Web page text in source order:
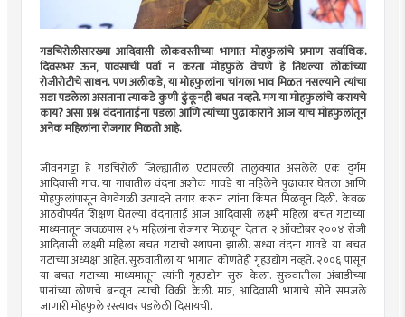
गडचिरोलीसारख्या आदिवासी लोकवस्तीच्या भागात मोहफुलांचे प्रमाण सर्वाधिक.
दिवसभर ऊन, पावसाची पर्वा न करता मोहफुले वेचणे हे तिथल्या लोकांच्या
रोजीरोटीचे साधन. पण अलीकडे, या मोहफुलांना चांगला भाव मिळत नसल्याने त्यांचा
सडा पडलेला असताना त्याकडे कुणी ढुंकूनही बघत नव्हते. मग या मोहफुलांचे करायचे
काय? असा प्रश्न वंदनाताईंना पडला आणि त्यांच्या पुढाकाराने आज याच मोहफुलांतून
अनेक महिलांना रोजगार मिळतो आहे.
जीवनगट्टा हे गडचिरोली जिल्ह्यातील एटापल्ली तालुक्यात असलेले एक दुर्गम
आदिवासी गाव. या गावातील वंदना अशोक गावडे या महिलेने पुढाकार घेतला आणि
मोहफुलांपासून वेगवेगळी उत्पादने तयार करून त्यांना किंमत मिळवून दिली. केवळ
आठवीपर्यंत शिक्षण घेतल्या वंदनाताई आज आदिवासी लक्ष्मी महिला बचत गटाच्या
माध्यमातून जवळपास २५ महिलांना रोजगार मिळवून देतात. २ ऑक्टोबर २००४ रोजी
आदिवासी लक्ष्मी महिला बचत गटाची स्थापना झाली. सध्या वंदना गावडे या बचत
गटाच्या अध्यक्षा आहेत. सुरुवातीला या भागात कोणतेही गृहउद्योग नव्हते. २००६ पासून
या बचत गटाच्या माध्यमातून त्यांनी गृहउद्योग सुरु केला. सुरुवातीला अंबाडीच्या
पानांच्या लोणचे बनवून त्याची विक्री केली. मात्र, आदिवासी भागाचे सोने समजले
जाणारी मोहफुले रस्त्यावर पडलेली दिसायची.